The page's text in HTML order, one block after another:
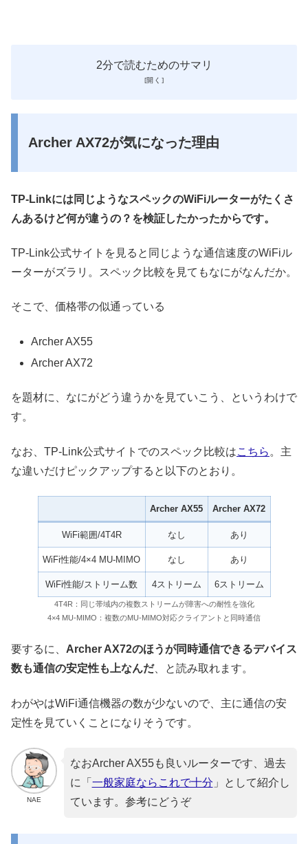
2分で読むためのサマリ
Archer AX72が気になった理由
TP-Linkには同じようなスペックのWiFiルーターがたくさ
んあるけど何が違うの？を検証したかったからです。
TP-Link公式サイトを見ると同じような通信速度のWiFiル
ーターがズラリ。スペック比較を見てもなにがなんだか。
そこで、価格帯の似通っている
Archer AX55
Archer AX72
を題材に、なにがどう違うかを見ていこう、というわけで
す。
なお、TP-Link公式サイトでのスペック比較はこちら 。主
な違いだけピックアップすると以下のとおり。
Archer AX55 Archer AX72
WiFi範囲/4T4R なし あり
WiFi性能/4×4 MU-MIMO なし あり
WiFi性能/ストリーム数 4ストリーム 6ストリーム
4T4R：同じ帯域内の複数ストリームが障害への耐性を強化
4×4 MU-MIMO：複数のMU-MIMO対応クライアントと同時通信
要するに、 Archer AX72のほうが同時通信できるデバイス
数も通信の安定性も上なんだ、と読み取れます。
わがやはWiFi通信機器の数が少ないので、主に通信の安
定性を見ていくことになりそうです。
NAE
なおArcher AX55も良いルーターです、過去
に「 一般家庭ならこれで十分 」として紹介し
ています。参考にどうぞ